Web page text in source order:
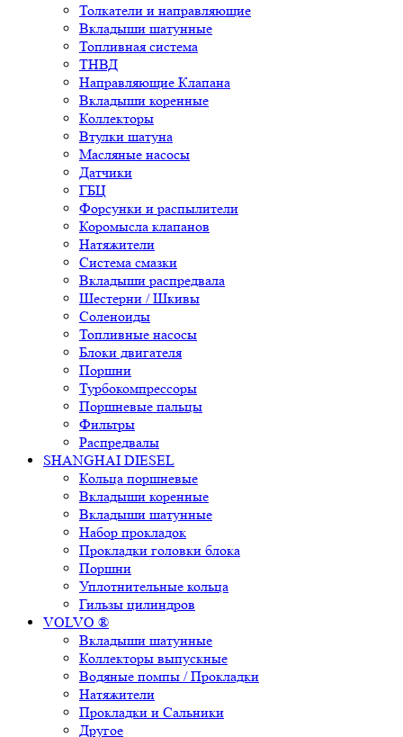
Толкатели и направляющие
Вкладыши шатунные
Топливная система
ТНВД
Направляющие Клапана
Вкладыши коренные
Коллекторы
Втулки шатуна
Масляные насосы
Датчики
ГБЦ
Форсунки и распылители
Коромысла клапанов
Натяжители
Система смазки
Вкладыши распредвала
Шестерни / Шкивы
Соленоиды
Топливные насосы
Блоки двигателя
Поршни
Турбокомпрессоры
Поршневые пальцы
Фильтры
Распредвалы
SHANGHAI DIESEL
Кольца поршневые
Вкладыши коренные
Вкладыши шатунные
Набор прокладок
Прокладки головки блока
Поршни
Уплотнительные кольца
Гильзы цилиндров
VOLVO ®
Вкладыши шатунные
Коллекторы выпускные
Водяные помпы / Прокладки
Натяжители
Прокладки и Сальники
Другое